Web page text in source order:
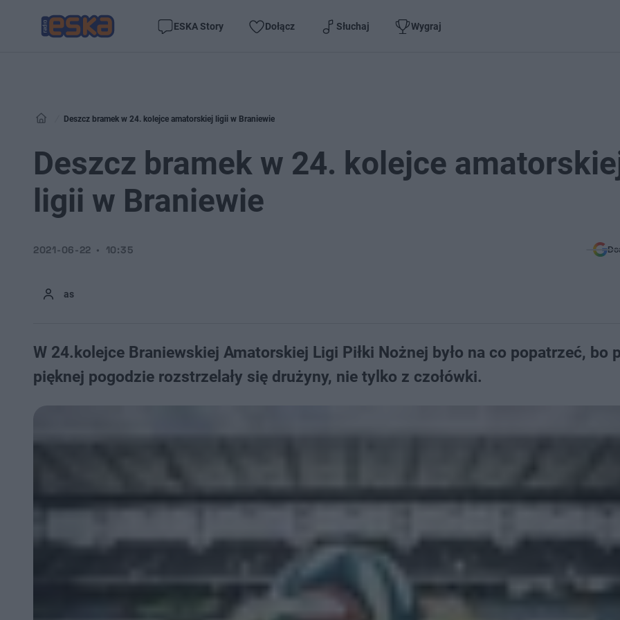
ESKA Story Dołącz Słuchaj Wygraj
Deszcz bramek w 24. kolejce amatorskiej ligii w Braniewie
Deszcz bramek w 24. kolejce
ligii w Braniewie
as
2021-06-22 10:35
W 24.kolejce Braniewskiej Amatorskiej Ligi Piłki Nożnej było na co popatrzeć, bo
pięknej pogodzie rozstrzelały się drużyny, nie tylko z czołówki.